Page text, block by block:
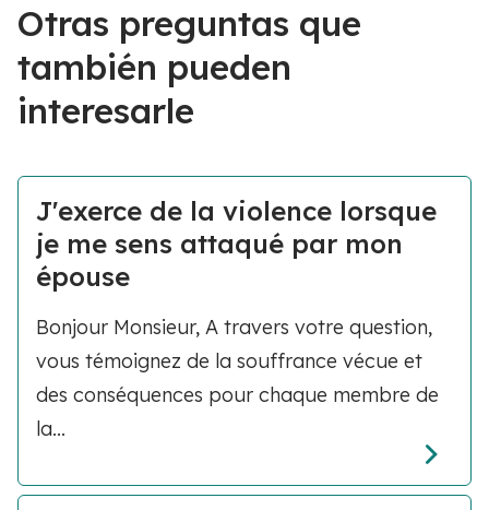
Otras preguntas que
también pueden
interesarle
J'exerce de la violence lorsque
je me sens attaqué par mon
épouse
Bonjour Monsieur, A travers votre question,
vous témoignez de la souffrance vécue et
des conséquences pour chaque membre de
la...